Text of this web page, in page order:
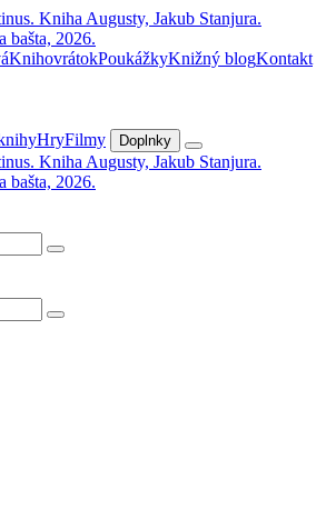
KnihovrátokPoukážkyKnižný blogKontakt
HryFilmy Doplnky